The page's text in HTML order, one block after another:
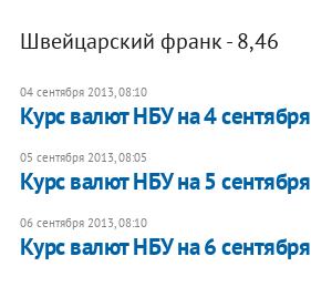
Швейцарский франк - 8,46
04 сентября 2013, 08:10
Курс валют НБУ на 4 сентября
05 сентября 2013, 08:05
​Курс валют НБУ на 5 сентября
06 сентября 2013, 08:10
Курс валют НБУ на 6 сентября